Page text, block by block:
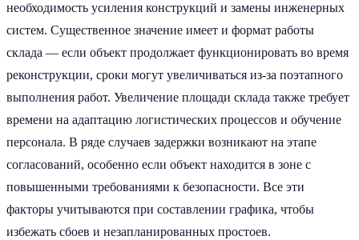
необходимость усиления конструкций и замены инженерных
систем. Существенное значение имеет и формат работы
склада — если объект продолжает функционировать во время
реконструкции, сроки могут увеличиваться из-за поэтапного
выполнения работ. Увеличение площади склада также требует
времени на адаптацию логистических процессов и обучение
персонала. В ряде случаев задержки возникают на этапе
согласований, особенно если объект находится в зоне с
повышенными требованиями к безопасности. Все эти
факторы учитываются при составлении графика, чтобы
избежать сбоев и незапланированных простоев.